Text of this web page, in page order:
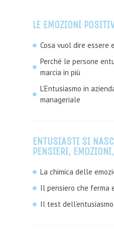
LE EMOZIONI
Cosa vuol dire essere
Perché le persone
marcia in più
L’Entusiasmo in
manageriale
ENTUSIASTI SI
PENSIERI,
La chimica delle
Il pensiero che ferma
Il test dell’entusiasmo